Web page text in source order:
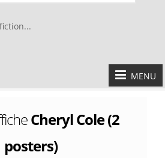
MENU
Cheryl Cole (2
posters)